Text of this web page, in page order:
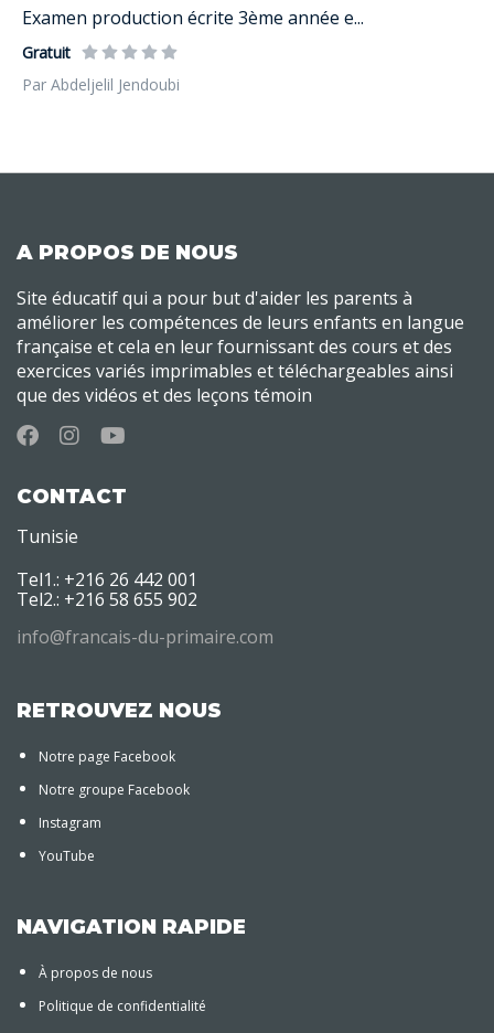
Examen production écrite 3ème année e...
Gratuit
Par Abdeljelil Jendoubi
A PROPOS DE NOUS
Site éducatif qui a pour but d'aider les parents à
améliorer les compétences de leurs enfants en langue
française et cela en leur fournissant des cours et des
exercices variés imprimables et téléchargeables ainsi
que des vidéos et des leçons témoin
CONTACT
Tunisie
Tel1.: +216 26 442 001
Tel2.: +216 58 655 902
info@francais-du-primaire.com
RETROUVEZ NOUS
Notre page Facebook
Notre groupe Facebook
Instagram
YouTube
NAVIGATION RAPIDE
À propos de nous
Politique de confidentialité